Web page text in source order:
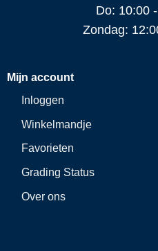
Do: 10:00 -
Zondag:
Mijn account
Inloggen
Winkelmandje
Favorieten
Grading Status
Over ons